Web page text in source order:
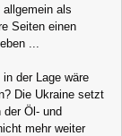
als
Seiten einen
...
der Lage wäre
Die Ukraine setzt
Öl- und
mehr weiter